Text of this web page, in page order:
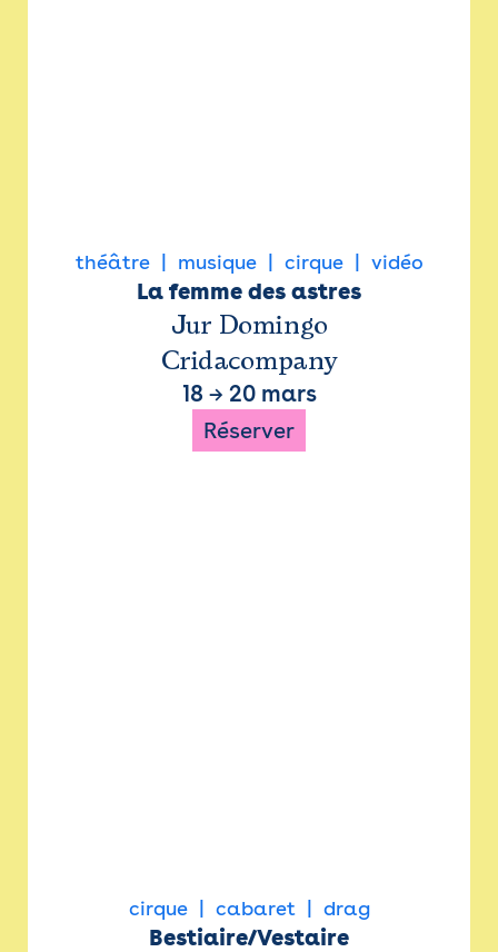
théâtre musique cirque vidéo
La femme des astres
Jur Domingo
Cridacompany
18 → 20 mars
Réserver
cirque cabaret drag
Bestiaire/Vestaire